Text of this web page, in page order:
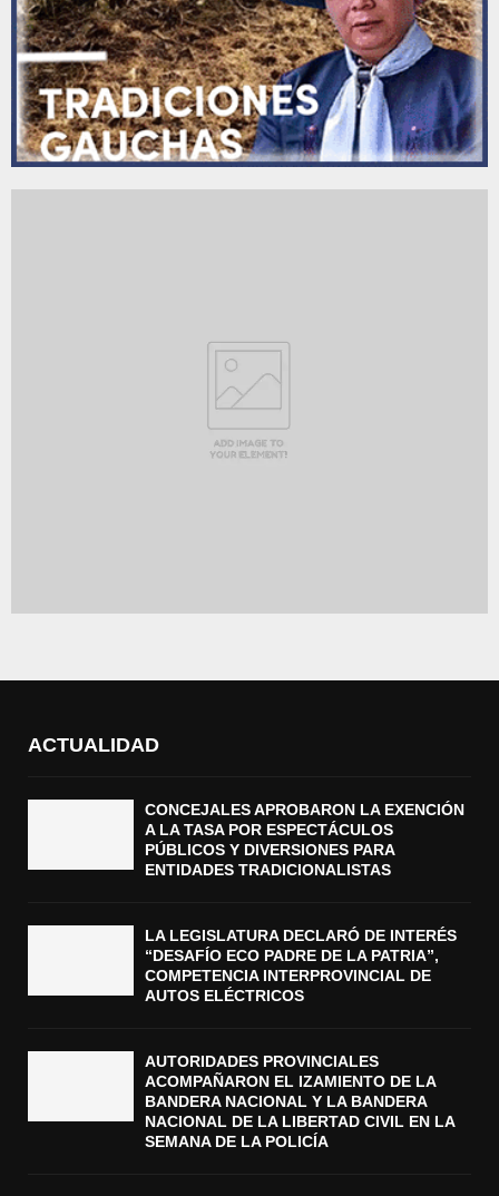
ACTUALIDAD
CONCEJALES APROBARON LA EXENCIÓN
A LA TASA POR ESPECTÁCULOS
PÚBLICOS Y DIVERSIONES PARA
ENTIDADES TRADICIONALISTAS
LA LEGISLATURA DECLARÓ DE INTERÉS
“DESAFÍO ECO PADRE DE LA PATRIA”,
COMPETENCIA INTERPROVINCIAL DE
AUTOS ELÉCTRICOS
AUTORIDADES PROVINCIALES
ACOMPAÑARON EL IZAMIENTO DE LA
BANDERA NACIONAL Y LA BANDERA
NACIONAL DE LA LIBERTAD CIVIL EN LA
SEMANA DE LA POLICÍA